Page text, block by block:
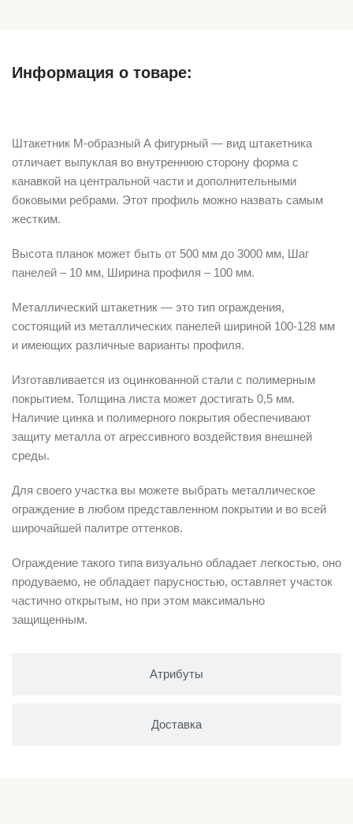
Информация о товаре:
Атрибуты
Доставка
Штакетник М-образный А фигурный — вид штакетника
отличает выпуклая во внутреннюю сторону форма с
канавкой на центральной части и дополнительными
боковыми ребрами. Этот профиль можно назвать самым
жестким.
Высота планок может быть от 500 мм до 3000 мм, Шаг
панелей – 10 мм, Ширина профиля – 100 мм.
Металлический штакетник — это тип ограждения,
состоящий из металлических панелей шириной 100-128 мм
и имеющих различные варианты профиля.
Изготавливается из оцинкованной стали с полимерным
покрытием. Толщина листа может достигать 0,5 мм.
Наличие цинка и полимерного покрытия обеспечивают
защиту металла от агрессивного воздействия внешней
среды.
Для своего участка вы можете выбрать металлическое
ограждение в любом представленном покрытии и во всей
широчайшей палитре оттенков.
Ограждение такого типа визуально обладает легкостью, оно
продуваемо, не обладает парусностью, оставляет участок
частично открытым, но при этом максимально
защищенным.